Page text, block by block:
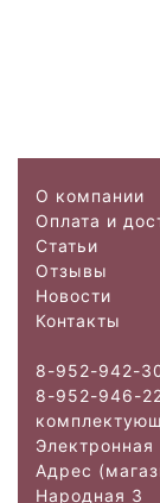
О компании
Оплата и
Статьи
Отзывы
Новости
Контакты
8-952-942-
8-952-946-
Электронная
Адрес
Народная 3